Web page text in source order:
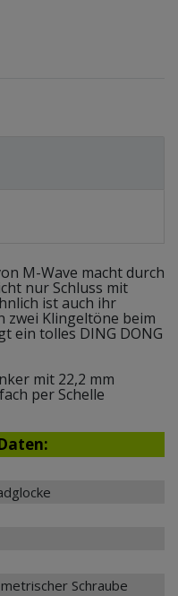
M-Wave macht durch
nur Schluss mit
ist auch ihr
zwei Klingeltöne beim
ein tolles DING DONG
mit 22,2 mm
per Schelle
Schraube